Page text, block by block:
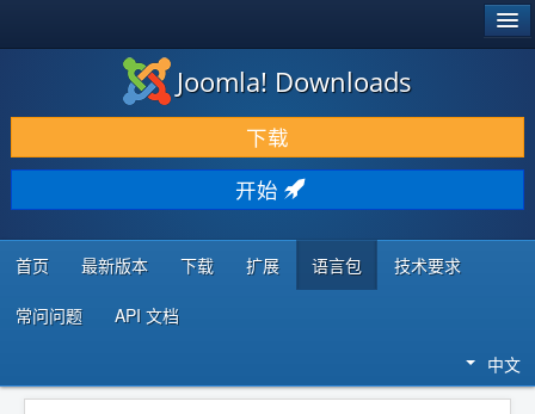
下载 & 扩展
发现 & 学习
社区 & 支持
开发者资源
Joomla! Downloads
下载
开始
首页 最新版本 下载 扩展 语言包 技术要求
常问问题 API 文档
中文